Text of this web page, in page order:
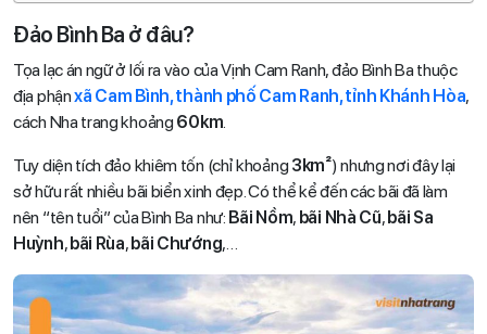
Đảo Bình Ba ở đâu?
Tọa lạc án ngữ ở lối ra vào của Vịnh Cam Ranh, đảo Bình Ba thuộc
địa phậnxã Cam Bình, thành phố Cam Ranh, tỉnh Khánh Hòa,
cách Nha trang khoảng 60km
Tuy diện tích đảo khiêm tốn (chỉ khoảng 3km²) nhưng nơi đây lại
sở hữu rất nhiều bãi biển xinh đẹp. Có thể kể đến các bãi đã làm
nên “tên tuổi” của Bình Ba như: Bãi Nồm, bãi Nhà Cũ,bãi Sa
Huỳnh,bãi Rùa,bãi Chướng,…